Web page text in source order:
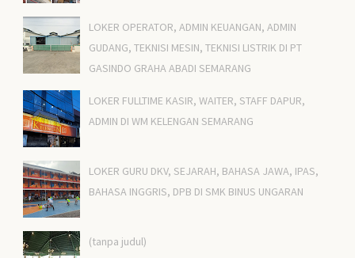
LOKER OPERATOR, ADMIN KEUANGAN, ADMIN
GUDANG, TEKNISI MESIN, TEKNISI LISTRIK DI PT
GASINDO GRAHA ABADI SEMARANG
LOKER FULLTIME KASIR, WAITER, STAFF DAPUR,
ADMIN DI WM KELENGAN SEMARANG
LOKER GURU DKV, SEJARAH, BAHASA JAWA, IPAS,
BAHASA INGGRIS, DPB DI SMK BINUS UNGARAN
(tanpa judul)